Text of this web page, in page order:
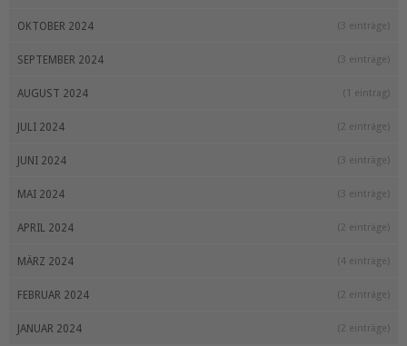
OKTOBER 2024 (3 einträge)
SEPTEMBER 2024 (3 einträge)
AUGUST 2024 (1 eintrag)
JULI 2024 (2 einträge)
JUNI 2024 (3 einträge)
MAI 2024 (3 einträge)
APRIL 2024 (2 einträge)
MÄRZ 2024 (4 einträge)
FEBRUAR 2024 (2 einträge)
JANUAR 2024 (2 einträge)